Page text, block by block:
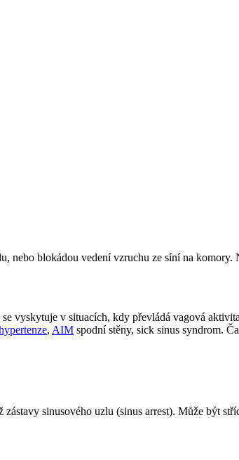
blokádou vedení vzruchu ze síní na komory.
vyskytuje v situacích, kdy převládá vagová
, AIM spodní stěny, sick sinus syndrom.
sinusového uzlu (sinus arrest). Může být